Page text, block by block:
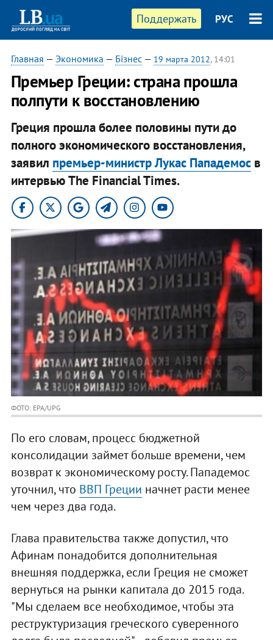
Поддержать РУС
Главная — Экономика — Бізнес— 19 марта 2012, 14:01
Премьер Греции: страна прошла
полпути к восстановлению
Греция прошла более половины пути до
полного экономического восстановления,
заявил премьер-министр Лукас Пападемосв
интервью The Financial Times.
ФОТО: EPA/UPG
По его словам, процесс бюджетной
консолидации займет больше времени, чем
возврат к экономическому росту. Пападемос
уточнил, что ВВП Греции начнет расти менее
чем через два года.
Глава правительства также допустил, что
Афинам понадобится дополнительная
внешняя поддержка, если Греция не сможет
вернуться на рынки капитала до 2015 года.
"Мы сделаем все необходимое, чтобы эта
реструктуризация греческого суверенного